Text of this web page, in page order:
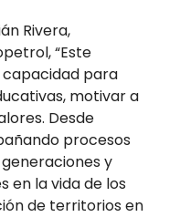
Rivera,
“Este
para
motivar a
Desde
procesos
y
en la vida de los
de territorios en